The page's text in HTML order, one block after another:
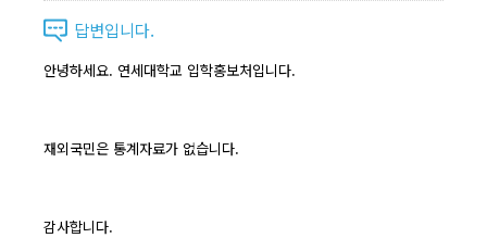
답변입니다.
안녕하세요. 연세대학교 입학홍보처입니다.
재외국민은 통계자료가 없습니다.
감사합니다.